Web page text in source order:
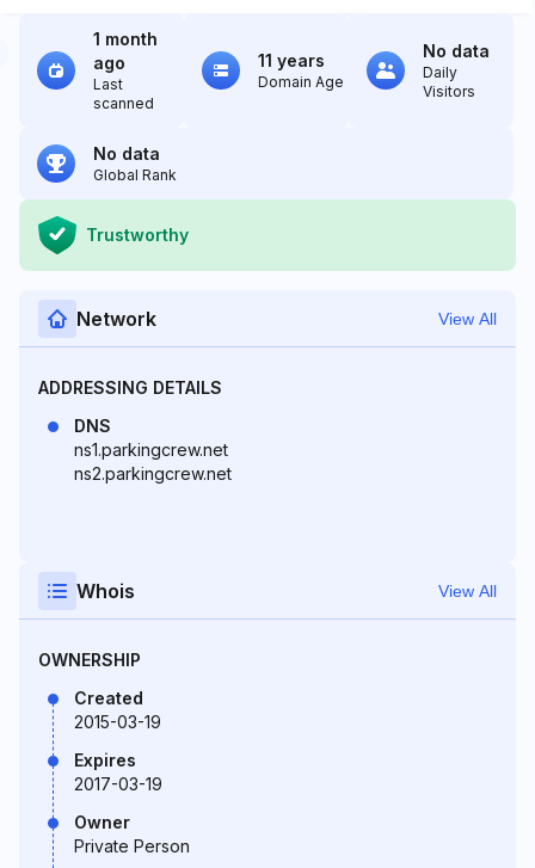
1 month
ago
Last
scanned
11 years
Domain Age
No data
Daily
Visitors
No data
Global Rank
Trustworthy
Network View All
ADDRESSING DETAILS
DNS
ns1.parkingcrew.net
ns2.parkingcrew.net
Whois View All
OWNERSHIP
Created
2015-03-19
Expires
2017-03-19
Owner
Private Person